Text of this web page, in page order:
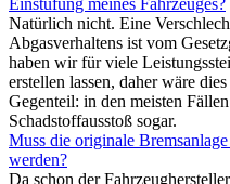
Natürlich nicht. Eine
Abgasverhaltens ist vom
haben wir für viele
erstellen lassen, daher wäre
Gegenteil: in den meisten
Schadstoffausstoß sogar.
Muss die originale
werden?
Da schon der